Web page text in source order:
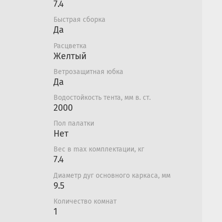
потери тепла и препятствует
полосками, которые
снегохода или другого транспорта
время суток
7.4
Быстрая сборка
Да
Расцветка
Желтый
Ветрозащитная юбка
Да
Водостойкость тента, мм в. ст.
2000
Пол палатки
Нет
Вес в max комплектации, кг
7.4
Диаметр дуг основного каркаса, мм
9.5
Количество комнат
1